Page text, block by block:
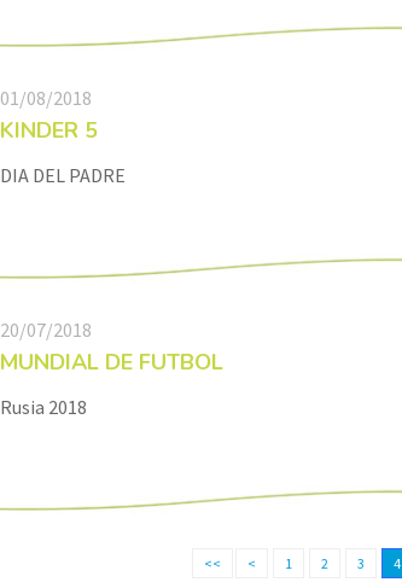
01/08/2018
KINDER 5
DIA DEL PADRE
20/07/2018
MUNDIAL DE FUTBOL
Rusia 2018
<< < 1 2 3 4